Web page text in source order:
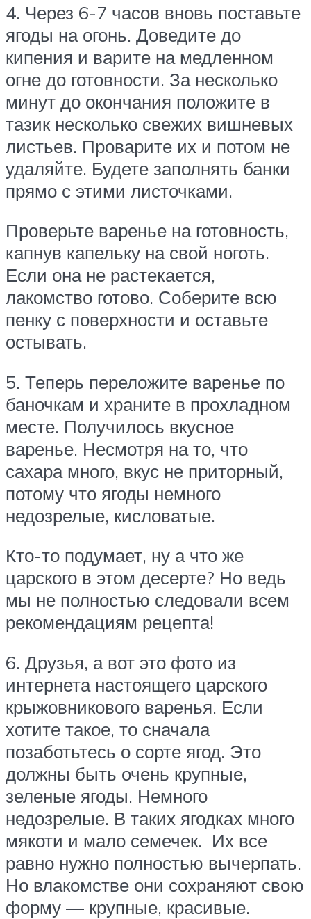
4. Через 6-7 часов вновь поставьте
ягоды на огонь. Доведите до
кипения и варите на медленном
огне до готовности. За несколько
минут до окончания положите в
тазик несколько свежих вишневых
листьев. Проварите их и потом не
удаляйте. Будете заполнять банки
прямо с этими листочками.
Проверьте варенье на готовность,
капнув капельку на свой ноготь.
Если она не растекается,
лакомство готово. Соберите всю
пенку с поверхности и оставьте
остывать.
5. Теперь переложите варенье по
баночкам и храните в прохладном
месте. Получилось вкусное
варенье. Несмотря на то, что
сахара много, вкус не приторный,
потому что ягоды немного
недозрелые, кисловатые.
Кто-то подумает, ну а что же
царского в этом десерте? Но ведь
мы не полностью следовали всем
рекомендациям рецепта!
6. Друзья, а вот это фото из
интернета настоящего царского
крыжовникового варенья. Если
хотите такое, то сначала
позаботьтесь о сорте ягод. Это
должны быть очень крупные,
зеленые ягоды. Немного
недозрелые. В таких ягодках много
мякоти и мало семечек. Их все
равно нужно полностью вычерпать.
Но влакомстве они сохраняют свою
форму — крупные, красивые.